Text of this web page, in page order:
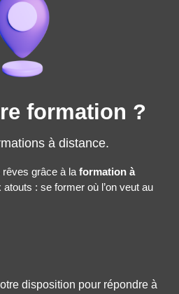
formation ?
à distance.
grâce à la formation à
: se former où l’on veut au
disposition pour répondre à